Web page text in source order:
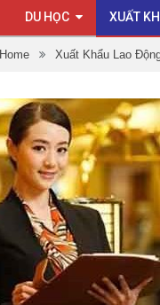
DU HỌC XUẤT
Home Xuất Khẩu Lao